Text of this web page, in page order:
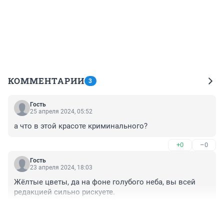
КОММЕНТАРИИ 3
Гость
25 апреля 2024, 05:52
а что в этой красоте криминального?
+0 –0
Гость
23 апреля 2024, 18:03
Жёлтые цветы, да на фоне голубого неба, вы всей
редакцией сильно рискуете.